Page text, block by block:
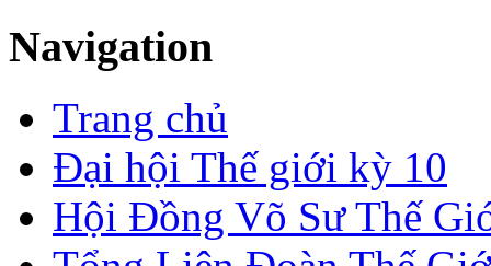
Navigation
Trang chủ
Đại hội Thế giới kỳ 10
Hội Đồng Võ Sư Thế